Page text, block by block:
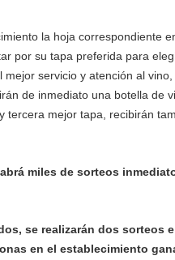
la hoja correspondiente
por su tapa preferida para
servicio y atención al
de inmediato una botella de
mejor tapa, recibirán
miles de sorteos
se realizarán dos sorteos
en el establecimiento